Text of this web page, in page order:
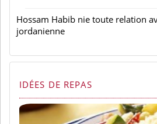
Hossam Habib nie toute relation
jordanienne
IDÉES DE REPAS